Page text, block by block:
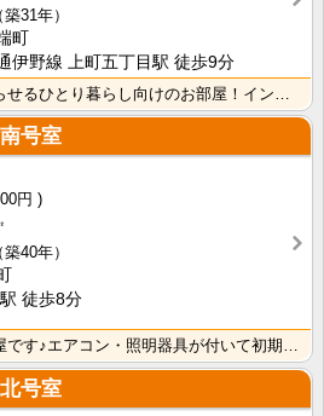
築31年）
町
伊野線 上町五丁目駅 徒歩9分
号室
円
築40年）
徒歩8分
号室